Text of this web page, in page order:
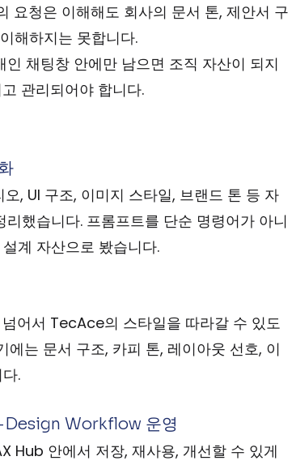
요청은 이해해도 회사의 문서 톤, 제안서 구
해하지는 못합니다.
채팅창 안에만 남으면 조직 자산이 되지
관리되어야 합니다.
, UI 구조, 이미지 스타일, 브랜드 톤 등 자
했습니다. 프롬프트를 단순 명령어가 아니
계 자산으로 봤습니다.
어서 TecAce의 스타일을 따라갈 수 있도
는 문서 구조, 카피 톤, 레이아웃 선호, 이
.
Workflow 운영
Hub 안에서 저장, 재사용, 개선할 수 있게